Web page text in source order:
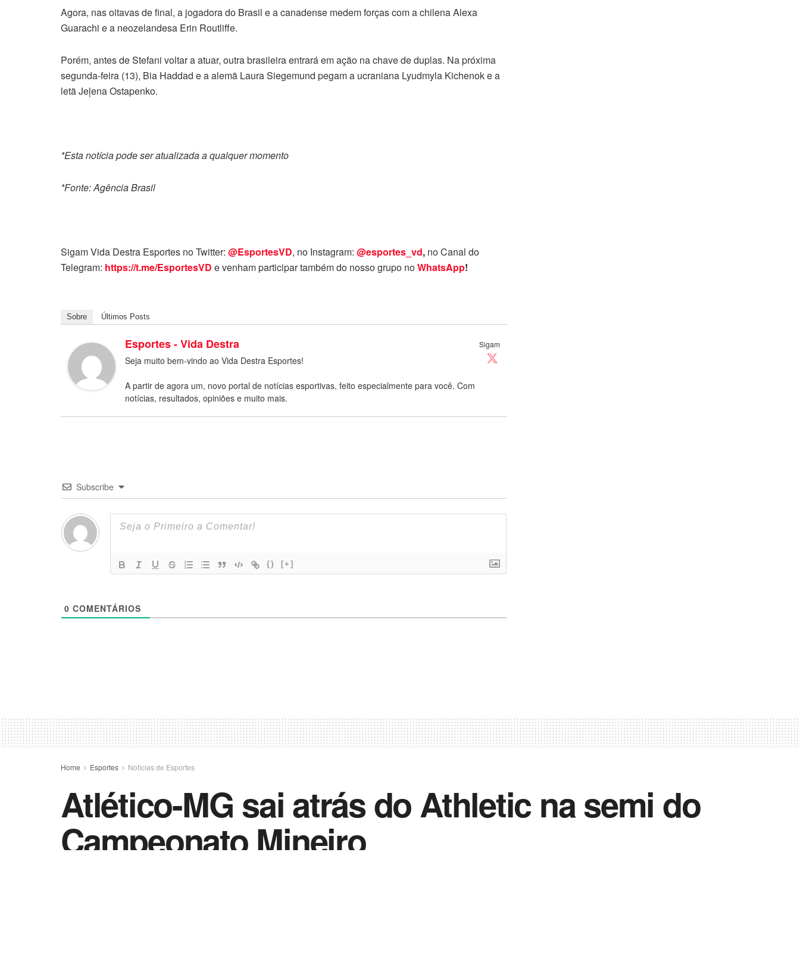
Agora, nas oitavas de final, a jogadora do Brasil e a canadense medem forças com a chilena Alexa
Guarachi e a neozelandesa Erin Routliffe.
Porém, antes de Stefani voltar a atuar, outra brasileira entrará em ação na chave de duplas. Na próxima
segunda-feira (13), Bia Haddad e a alemã Laura Siegemund pegam a ucraniana Lyudmyla Kichenok e a
letã Jeļena Ostapenko.
*Esta notícia pode ser atualizada a qualquer momento
*Fonte: Agência Brasil
Sigam Vida Destra Esportes no Twitter: @EsportesVD, no Instagram: @esportes_vd, no Canal do
Telegram: https://t.me/EsportesVD e venham participar também do nosso grupo noWhatsApp!
Sobre Últimos Posts
Sigam
Esportes - Vida Destra
Seja muito bem-vindo ao Vida Destra Esportes!
A partir de agora um, novo portal de notícias esportivas, feito especialmente para você. Com
notícias, resultados, opiniões e muito mais.
Subscribe
{} [+]
0 COMENTÁRIOS
Home Esportes Notícias de Esportes
Atlético-MG sai atrás do Athletic na semi do
Campeonato Mineiro